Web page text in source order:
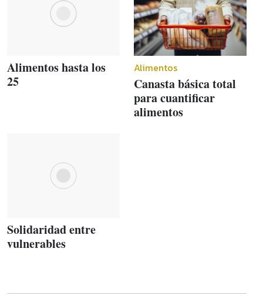
Alimentos hasta los
25
Alimentos
Canasta básica total
para cuantificar
alimentos
Solidaridad entre
vulnerables